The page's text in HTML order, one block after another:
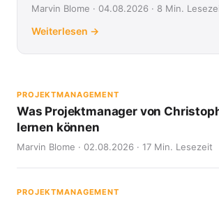
Marvin Blome · 04.08.2026 · 8 Min.
Weiterlesen →
PROJEKTMANAGEMENT
Was Projektmanager von
lernen können
Marvin Blome · 02.08.2026 · 17 Min. Lesezeit
PROJEKTMANAGEMENT